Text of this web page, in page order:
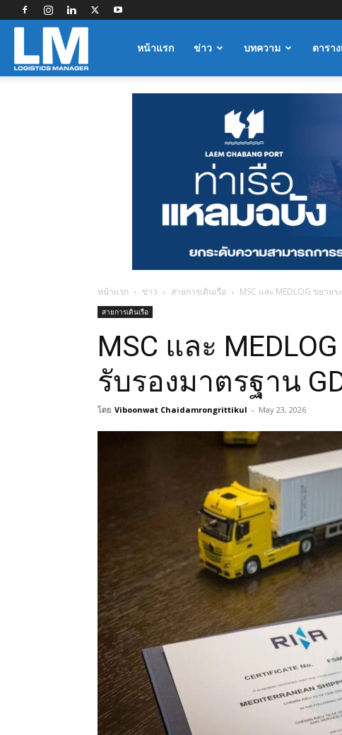
Logisticsหน้าแรก ข่าว บทความ ตาราง
หน้าแรก ข่าว สายการเดินเรือ MSC และ MEDLOG ขยาย
สายการเดินเรือ
MSC และ
รับรองมาตรฐาน
โดย Viboonwat Chaidamrongrittikul - May 23, 2026